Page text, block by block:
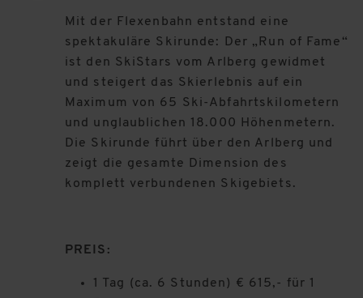
Mit der Flexenbahn entstand eine
spektakuläre Skirunde: Der „Run of Fame“
ist den SkiStars vom Arlberg gewidmet
und steigert das Skierlebnis auf ein
Maximum von 65 Ski-Abfahrtskilometern
und unglaublichen 18.000 Höhenmetern.
Die Skirunde führt über den Arlberg und
zeigt die gesamte Dimension des
komplett verbundenen Skigebiets.
PREIS:
1 Tag (ca. 6 Stunden) € 615,- für 1